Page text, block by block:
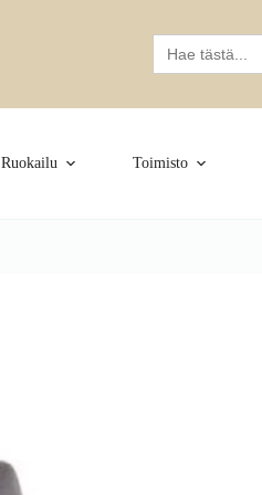
Search
for:
Ruokailu Toimisto